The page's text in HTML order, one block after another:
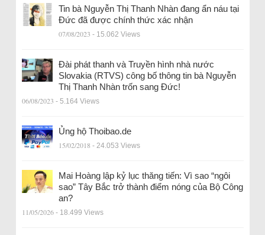
Tin bà Nguyễn Thị Thanh Nhàn đang ẩn náu tại
Đức đã được chính thức xác nhận
07/08/2023 - 15.062 Views
Đài phát thanh và Truyền hình nhà nước
Slovakia (RTVS) công bố thông tin bà Nguyễn
Thị Thanh Nhàn trốn sang Đức!
06/08/2023 - 5.164 Views
Ủng hộ Thoibao.de
15/02/2018 - 24.053 Views
Mai Hoàng lập kỷ lục thăng tiến: Vì sao “ngôi
sao” Tây Bắc trở thành điểm nóng của Bộ Công
an?
11/05/2026 - 18.499 Views